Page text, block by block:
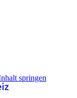
springen